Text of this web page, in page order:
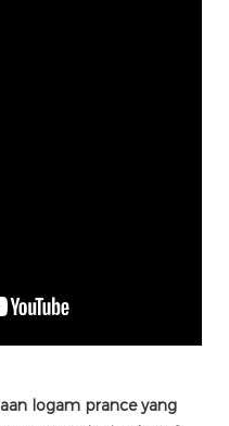
logam prance yang